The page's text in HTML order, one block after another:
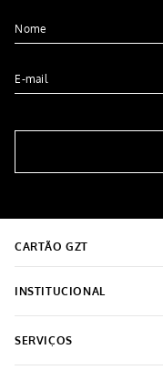
CARTÃO GZT
INSTITUCIONAL
SERVIÇOS